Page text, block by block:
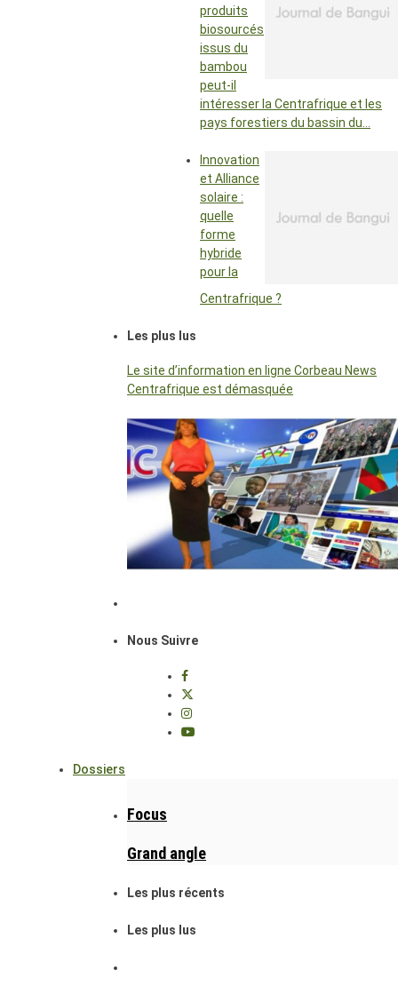
produits
biosourcés
issus du
bambou
peut-il
intéresser la Centrafrique et les
pays forestiers du bassin du…
Innovation
et Alliance
solaire :
quelle
forme
hybride
pour la
Centrafrique ?
Les plus lus
Le site d’information en ligne Corbeau News
Centrafrique est démasquée
Nous Suivre
Dossiers
Focus
Grand angle
Les plus récents
Les plus lus